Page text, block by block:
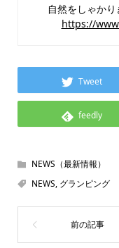
自然をしゃかり
https://
Tweet
feedly
NEWS（最新情報）
NEWS, グランピング